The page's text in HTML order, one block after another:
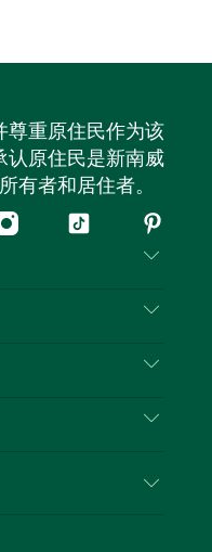
尊重原住民作为该
认原住民是新南威
有者和居住者。
Instagram
抖